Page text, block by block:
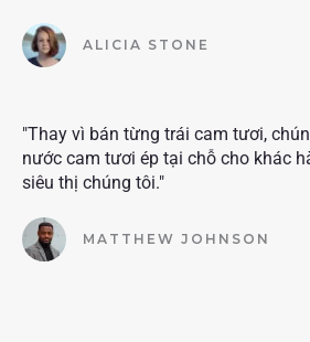
ALICIA STONE
"Thay vì bán từng trái cam tươi,
nước cam tươi ép tại chỗ cho khác
siêu thị chúng tôi."
MATTHEW JOHNSON